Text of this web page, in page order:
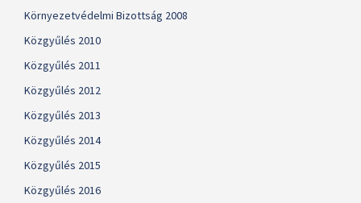
Környezetvédelmi Bizottság 2008
Közgyűlés 2010
Közgyűlés 2011
Közgyűlés 2012
Közgyűlés 2013
Közgyűlés 2014
Közgyűlés 2015
Közgyűlés 2016